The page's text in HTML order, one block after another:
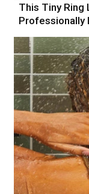
This Tiny Ring
Professionally